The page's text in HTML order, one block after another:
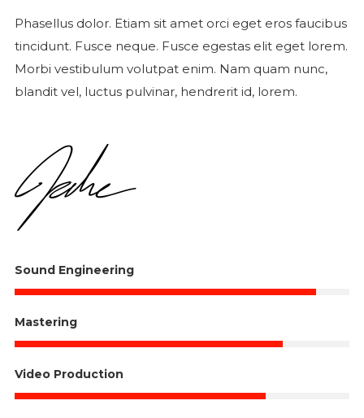
Phasellus dolor. Etiam sit amet orci eget eros faucibus
tincidunt. Fusce neque. Fusce egestas elit eget lorem.
Morbi vestibulum volutpat enim. Nam quam nunc,
blandit vel, luctus pulvinar, hendrerit id, lorem.
Sound Engineering
Mastering
Video Production